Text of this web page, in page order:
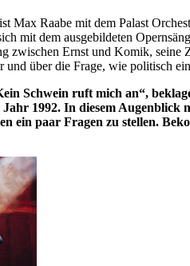
Max Raabe mit dem Palast
mit dem ausgebildeten
zwischen Ernst und Komik, seine
und über die Frage, wie politisch
Schwein ruft mich an“,
1992. In diesem Augenblick
ein paar Fragen zu stellen.